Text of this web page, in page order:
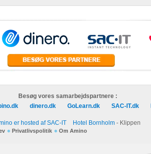
Besøg vores samarbejdspartnere :
dinero.dk GoLearn.dk SAC-IT.dk
er hosted af SAC-IT Hotel Bornholm - Klippen
Privatlivspolitik Om Amino